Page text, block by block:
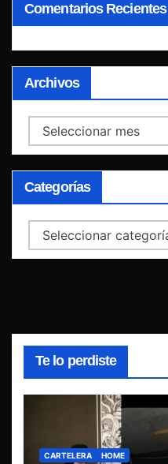
Comentarios Recientes
Archivos
Archivos
Categorías
Categorías
Te lo perdiste
CARTELERA HOME